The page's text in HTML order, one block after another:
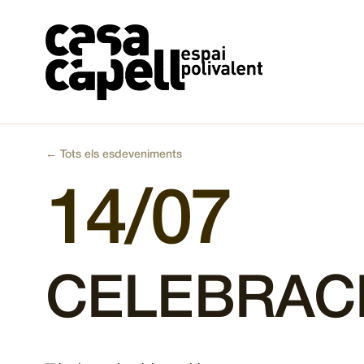
contingut
← Tots els esdeveniments
14/07